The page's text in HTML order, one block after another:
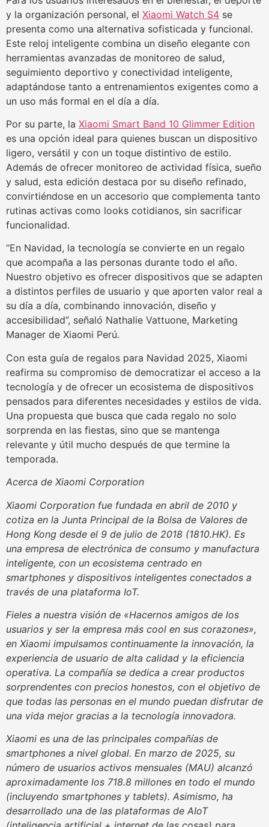
y la organización personal, el Xiaomi Watch S4 se
presenta como una alternativa sofisticada y funcional.
Este reloj inteligente combina un diseño elegante con
herramientas avanzadas de monitoreo de salud,
seguimiento deportivo y conectividad inteligente,
adaptándose tanto a entrenamientos exigentes como a
un uso más formal en el día a día.
Por su parte, la Xiaomi Smart Band 10 Glimmer Edition
es una opción ideal para quienes buscan un dispositivo
ligero, versátil y con un toque distintivo de estilo.
Además de ofrecer monitoreo de actividad física, sueño
y salud, esta edición destaca por su diseño refinado,
convirtiéndose en un accesorio que complementa tanto
rutinas activas como looks cotidianos, sin sacrificar
funcionalidad.
“En Navidad, la tecnología se convierte en un regalo
que acompaña a las personas durante todo el año.
Nuestro objetivo es ofrecer dispositivos que se adapten
a distintos perfiles de usuario y que aporten valor real a
su día a día, combinando innovación, diseño y
accesibilidad”, señaló Nathalie Vattuone, Marketing
Manager de Xiaomi Perú.
Con esta guía de regalos para Navidad 2025, Xiaomi
reafirma su compromiso de democratizar el acceso a la
tecnología y de ofrecer un ecosistema de dispositivos
pensados para diferentes necesidades y estilos de vida.
Una propuesta que busca que cada regalo no solo
sorprenda en las fiestas, sino que se mantenga
relevante y útil mucho después de que termine la
temporada.
Acerca de Xiaomi Corporation
Xiaomi Corporation fue fundada en abril de 2010 y
cotiza en la Junta Principal de la Bolsa de Valores de
Hong Kong desde el 9 de julio de 2018 (1810.HK). Es
una empresa de electrónica de consumo y manufactura
inteligente, con un ecosistema centrado en
smartphones y dispositivos inteligentes conectados a
través de una plataforma IoT.
Fieles a nuestra visión de «Hacernos amigos de los
usuarios y ser la empresa más cool en sus corazones»,
en Xiaomi impulsamos continuamente la innovación, la
experiencia de usuario de alta calidad y la eficiencia
operativa. La compañía se dedica a crear productos
sorprendentes con precios honestos, con el objetivo de
que todas las personas en el mundo puedan disfrutar de
una vida mejor gracias a la tecnología innovadora.
Xiaomi es una de las principales compañías de
smartphones a nivel global. En marzo de 2025, su
número de usuarios activos mensuales (MAU) alcanzó
aproximadamente los 718.8 millones en todo el mundo
(incluyendo smartphones y tablets). Asimismo, ha
desarrollado una de las plataformas de AIoT